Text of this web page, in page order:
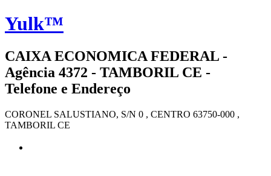
Yulk™
CAIXA ECONOMICA FEDERAL -
Agência 4372 - TAMBORIL CE -
Telefone e Endereço
CORONEL SALUSTIANO, S/N 0 , CENTRO 63750-000 ,
TAMBORIL CE